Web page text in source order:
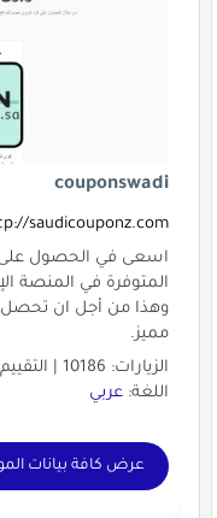
couponswadi
saudicouponz.com/
اسعى في الحصول على
المتوفرة في المنصة
وهذا من أجل ان تحصل
مميز.
الزيارات: 10186 | التقييم: 0 | المقيّمين: 0 | الدولة:
اللغة: عربي
عرض كافة بيانات